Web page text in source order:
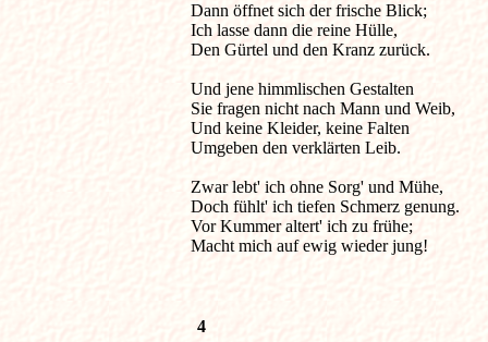
Dann öffnet sich der frische Blick;
Ich lasse dann die reine Hülle,
Den Gürtel und den Kranz zurück.
Und jene himmlischen Gestalten
Sie fragen nicht nach Mann und Weib,
Und keine Kleider, keine Falten
Umgeben den verklärten Leib.
Zwar lebt' ich ohne Sorg' und Mühe,
Doch fühlt' ich tiefen Schmerz genung.
Vor Kummer altert' ich zu frühe;
Macht mich auf ewig wieder jung!
4